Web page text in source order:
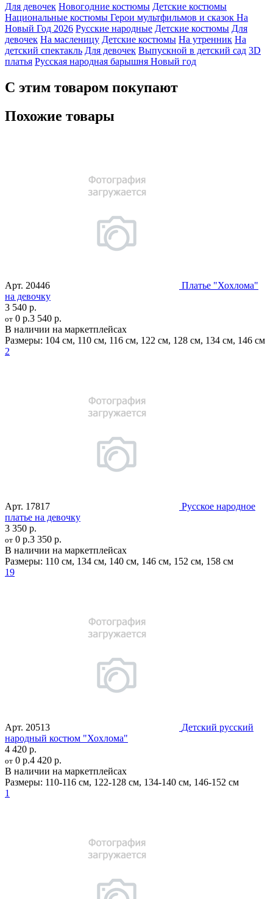
Для девочек Новогодние костюмы Детские костюмы
Национальные костюмы Герои мультфильмов и сказок На
Новый Год 2026 Русские народные Детские костюмы Для
девочек На масленицу Детские костюмы На утренник На
детский спектакль Для девочек Выпускной в детский сад 3D
платья Русская народная барышня Новый год
С этим товаром покупают
Похожие товары
Арт. 20446
Платье "Хохлома"
на девочку
3 540 р.
от 0 р.3 540 р.
В наличии на маркетплейсах
Размеры: 104 см, 110 см, 116 см, 122 см, 128 см, 134 см, 146 см
2
Арт. 17817
Русское народное
платье на девочку
3 350 р.
от 0 р.3 350 р.
В наличии на маркетплейсах
Размеры: 110 см, 134 см, 140 см, 146 см, 152 см, 158 см
19
Арт. 20513
Детский русский
народный костюм "Хохлома"
4 420 р.
от 0 р.4 420 р.
В наличии на маркетплейсах
Размеры: 110-116 см, 122-128 см, 134-140 см, 146-152 см
1